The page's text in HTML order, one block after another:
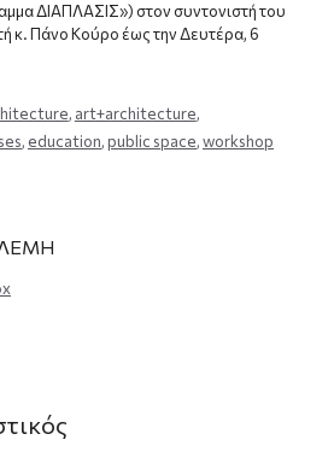
ΔΙΑΠΛΑΣΙΣ») στον συντονιστή του
κ. Πάνο Κούρο έως την Δευτέρα, 6
, art+architecture,
, education,public space,workshop